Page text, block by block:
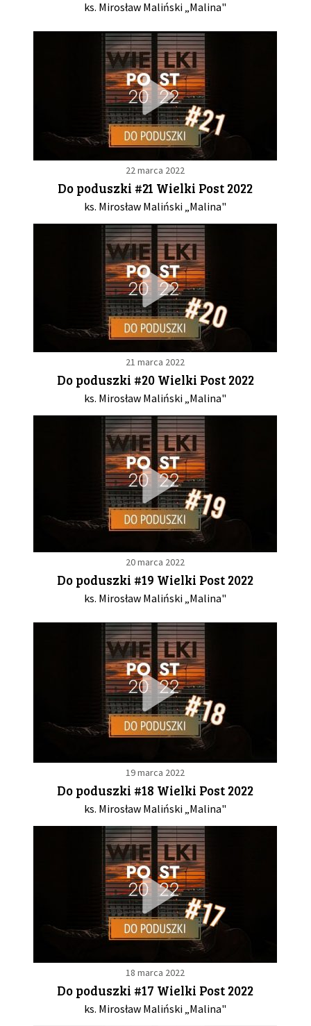
ks. Mirosław Maliński „Malina"
22 marca 2022
Do poduszki #21 Wielki Post 2022
ks. Mirosław Maliński „Malina"
21 marca 2022
Do poduszki #20 Wielki Post 2022
ks. Mirosław Maliński „Malina"
20 marca 2022
Do poduszki #19 Wielki Post 2022
ks. Mirosław Maliński „Malina"
19 marca 2022
Do poduszki #18 Wielki Post 2022
ks. Mirosław Maliński „Malina"
18 marca 2022
Do poduszki #17 Wielki Post 2022
ks. Mirosław Maliński „Malina"